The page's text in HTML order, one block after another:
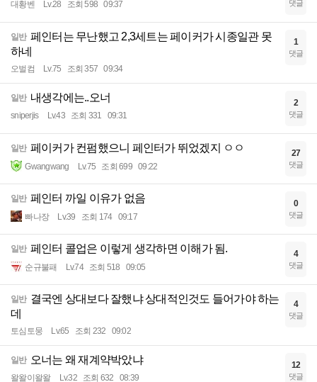
대황벤 Lv.28 조회 598 09:37 댓글
일반 페인터는 무난했고 2,3세트는 페이커가 시종일관 못
하네
오벌컴 Lv.75 조회 357 09:34
1
댓글
일반 내생각에는..오너
sniperjis Lv.43 조회 331 09:31
2
댓글
일반 페이커가 컨펌했으니 페인터가 뛰었겠지 ㅇㅇ
Gwangwang Lv.75 조회 699 09:22
27
댓글
일반 페인터 까일 이유가 없음
빠나장 Lv.39 조회 174 09:17
0
댓글
일반 페인터 콜업은 이렇게 생각하면 이해가 됨.
순규불패 Lv.74 조회 518 09:05
4
댓글
일반 결국엔 상대보다 잘했냐 상대적인것도 들어가야 하는
데
토심토뭉 Lv.65 조회 232 09:02
4
댓글
일반 오너는 왜 재계약박았냐
왈왈이왈왈 Lv.32 조회 632 08:39
12
댓글